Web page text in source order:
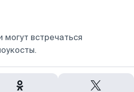
могут встречаться